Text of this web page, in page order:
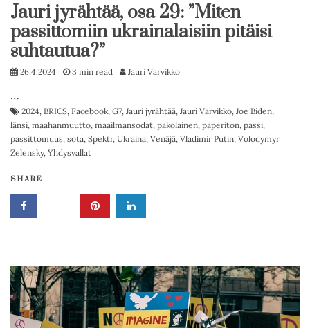
Jauri jyrähtää, osa 29: ”Miten
passittomiin ukrainalaisiin pitäisi
suhtautua?”
26.4.2024 3 min read Jauri Varvikko
…
2024, BRICS, Facebook, G7, Jauri jyrähtää, Jauri Varvikko, Joe Biden,
länsi, maahanmuutto, maailmansodat, pakolainen, paperiton, passi,
passittomuus, sota, Spektr, Ukraina, Venäjä, Vladimir Putin, Volodymyr
Zelensky, Yhdysvallat
SHARE